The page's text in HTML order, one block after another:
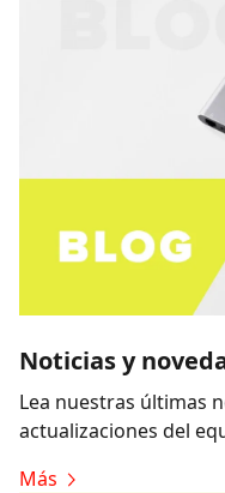
Noticias y
Lea nuestras últimas
actualizaciones del
Más